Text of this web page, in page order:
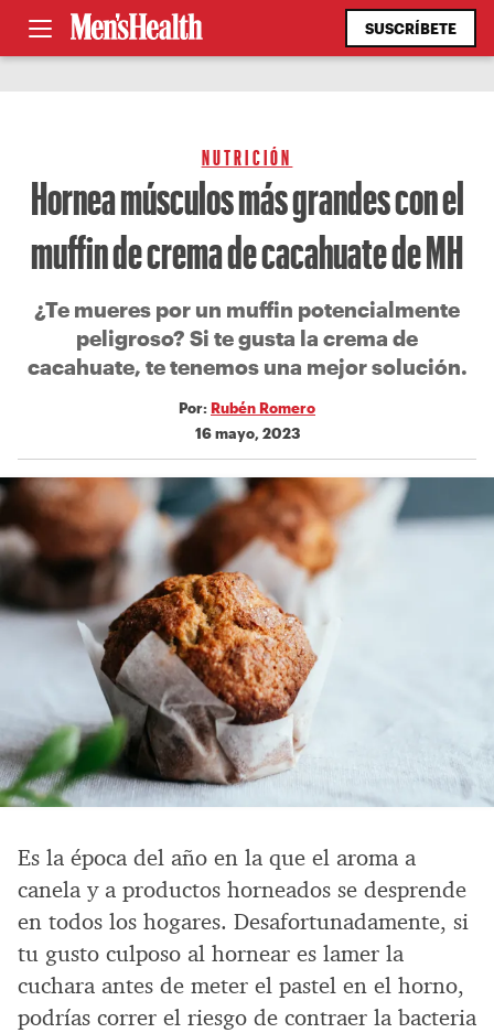
SUSCRÍBETE
NUTRICIÓN
Hornea músculos más grandes con el
muffin de crema de cacahuate de MH
¿Te mueres por un muffin potencialmente
peligroso? Si te gusta la crema de
cacahuate, te tenemos una mejor solución.
Por: Rubén Romero
16 mayo, 2023
Es la época del año en la que el aroma a
canela y a productos horneados se desprende
en todos los hogares. Desafortunadamente, si
tu gusto culposo al hornear es lamer la
cuchara antes de meter el pastel en el horno,
podrías correr el riesgo de contraer la bacteria